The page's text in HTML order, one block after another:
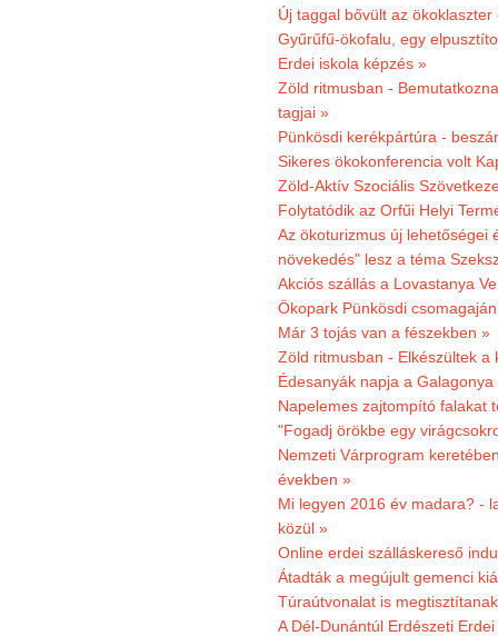
Új taggal bővült az ökoklaszter
Gyűrűfű-ökofalu, egy
Erdei iskola képzés »
Zöld ritmusban -
tagjai »
Pünkösdi kerékpártúra -
Sikeres ökokonferencia volt
Zöld-Aktív Szociális
Folytatódik az Orfűi Helyi
Az ökoturizmus új lehetőségei
növekedés" lesz a téma
Akciós szállás a Lovastanya
Ökopark Pünkösdi
Már 3 tojás van a fészekben »
Zöld ritmusban - Elkészültek
Édesanyák napja a
Napelemes zajtompító falakat
"Fogadj örökbe egy
Nemzeti Várprogram
években »
Mi legyen 2016 év madara? -
közül »
Online erdei szálláskereső
Átadták a megújult gemenci
Túraútvonalat is
A Dél-Dunántúl Erdészeti